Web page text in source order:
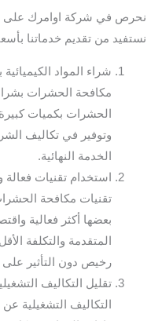
نحرص في شركة اوامرك على
نستفيد من تقديم خدماتنا
شراء المواد
مكافحة الحشرات بشراء
الحشرات بكميات
وتوفير في تكاليف
الخدمة النهائية.
استخدام تقنيات
تقنيات مكافحة
بعضها أكثر فعالية
المتقدمة والتكلفة
رخيص دون التأثير
تقليل التكاليف
التكاليف التشغيلية